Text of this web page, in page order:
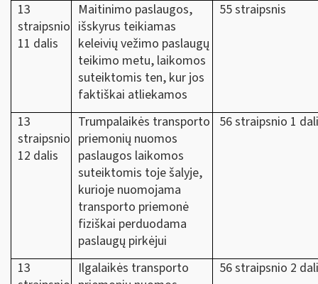
13
straipsnio
11 dalis
Maitinimo paslaugos,
išskyrus teikiamas
keleivių vežimo paslaugų
teikimo metu, laikomos
suteiktomis ten, kur jos
faktiškai atliekamos
55 straipsnis
13
straipsnio
12 dalis
Trumpalaikės transporto
priemonių nuomos
paslaugos laikomos
suteiktomis toje šalyje,
kurioje nuomojama
transporto priemonė
fiziškai perduodama
paslaugų pirkėjui
56 straipsnio 1
13
Ilgalaikės transporto
56 straipsnio 2